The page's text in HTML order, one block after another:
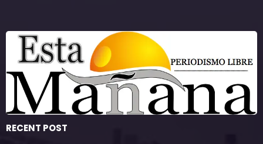
RECENT POST